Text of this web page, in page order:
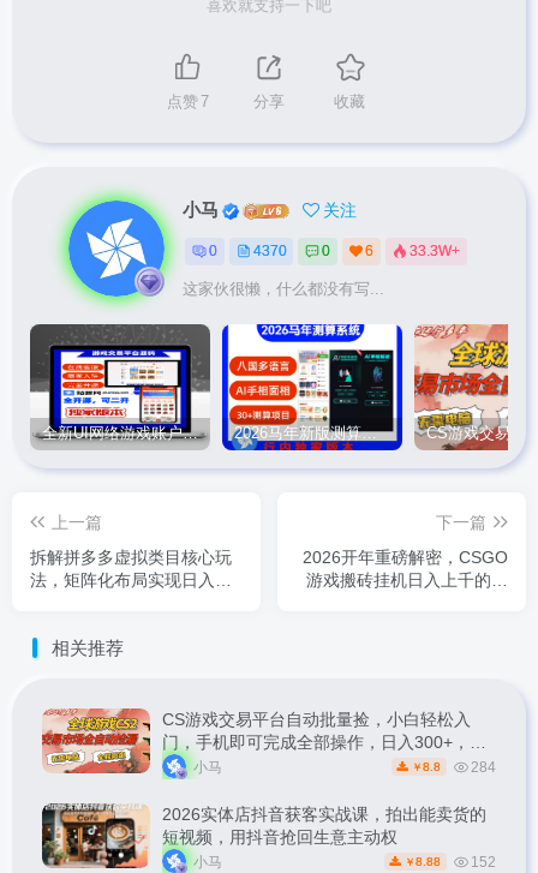
喜欢就支持一下吧
点赞 7 分享 收藏
小马 关注
0 4370 0 6 33.3W+
这家伙很懒，什么都没有写...
全新UI网络游戏账户交易平台系统 全开源版本 2026马年新版测算系统源码
上一篇
拆解拼多多虚拟类目核心玩
法，矩阵化布局实现日入
下一篇
2026开年重磅解密，CSGO
游戏搬砖挂机日入上千的秘
相关推荐
CS游戏交易平台自动批量捡，小白轻松入
门，手机即可完成全部操作，日入300+，轻
松副业【揭秘】
小马 ￥ 8.8 284
2026实体店抖音获客实战课，拍出能卖货的
短视频，用抖音抢回生意主动权
小马 ￥ 8.88 152